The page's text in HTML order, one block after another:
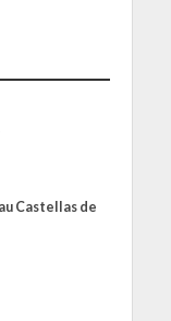
Castellas de